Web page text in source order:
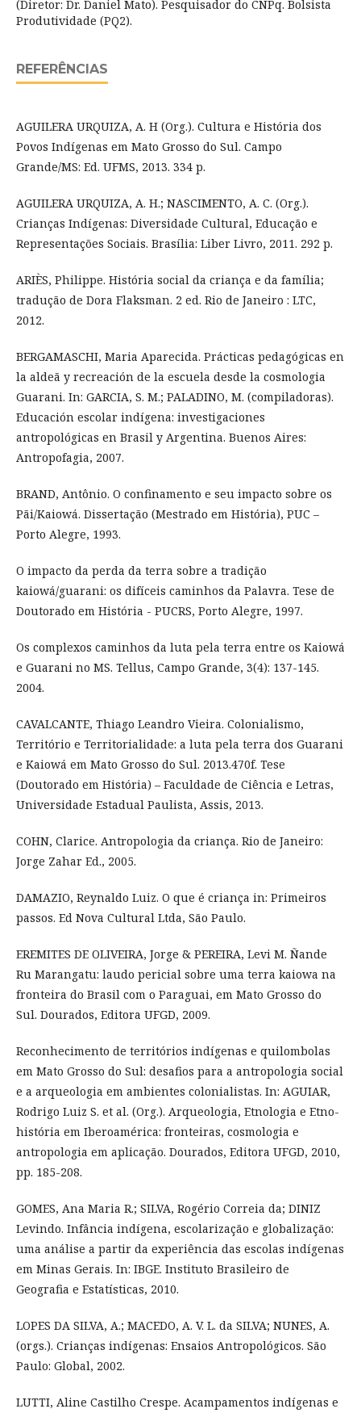
(Diretor: Dr. Daniel Mato). Pesquisador do CNPq. Bolsista
Produtividade (PQ2).
REFERÊNCIAS
AGUILERA URQUIZA, A. H (Org.). Cultura e História dos
Povos Indígenas em Mato Grosso do Sul. Campo
Grande/MS: Ed. UFMS, 2013. 334 p.
AGUILERA URQUIZA, A. H.; NASCIMENTO, A. C. (Org.).
Crianças Indígenas: Diversidade Cultural, Educação e
Representações Sociais. Brasília: Liber Livro, 2011. 292 p.
ARIÈS, Philippe. História social da criança e da família;
tradução de Dora Flaksman. 2 ed. Rio de Janeiro : LTC,
2012.
BERGAMASCHI, Maria Aparecida. Prácticas pedagógicas en
la aldeã y recreación de la escuela desde la cosmologia
Guarani. In: GARCIA, S. M.; PALADINO, M. (compiladoras).
Educación escolar indígena: investigaciones
antropológicas en Brasil y Argentina. Buenos Aires:
Antropofagia, 2007.
BRAND, Antônio. O confinamento e seu impacto sobre os
Pãi/Kaiowá. Dissertação (Mestrado em História), PUC –
Porto Alegre, 1993.
O impacto da perda da terra sobre a tradição
kaiowá/guarani: os difíceis caminhos da Palavra. Tese de
Doutorado em História - PUCRS, Porto Alegre, 1997.
Os complexos caminhos da luta pela terra entre os Kaiowá
e Guarani no MS. Tellus, Campo Grande, 3(4): 137-145.
2004.
CAVALCANTE, Thiago Leandro Vieira. Colonialismo,
Território e Territorialidade: a luta pela terra dos Guarani
e Kaiowá em Mato Grosso do Sul. 2013.470f. Tese
(Doutorado em História) – Faculdade de Ciência e Letras,
Universidade Estadual Paulista, Assis, 2013.
COHN, Clarice. Antropologia da criança. Rio de Janeiro:
Jorge Zahar Ed., 2005.
DAMAZIO, Reynaldo Luiz. O que é criança in: Primeiros
passos. Ed Nova Cultural Ltda, São Paulo.
EREMITES DE OLIVEIRA, Jorge & PEREIRA, Levi M. Ñande
Ru Marangatu: laudo pericial sobre uma terra kaiowa na
fronteira do Brasil com o Paraguai, em Mato Grosso do
Sul. Dourados, Editora UFGD, 2009.
Reconhecimento de territórios indígenas e quilombolas
em Mato Grosso do Sul: desafios para a antropologia social
e a arqueologia em ambientes colonialistas. In: AGUIAR,
Rodrigo Luiz S. et al. (Org.). Arqueologia, Etnologia e Etno-
história em Iberoamérica: fronteiras, cosmologia e
antropologia em aplicação. Dourados, Editora UFGD, 2010,
pp. 185-208.
GOMES, Ana Maria R.; SILVA, Rogério Correia da; DINIZ
Levindo. Infância indígena, escolarização e globalização:
uma análise a partir da experiência das escolas indígenas
em Minas Gerais. In: IBGE. Instituto Brasileiro de
Geografia e Estatísticas, 2010.
LOPES DA SILVA, A.; MACEDO, A. V. L. da SILVA; NUNES, A.
(orgs.). Crianças indígenas: Ensaios Antropológicos. São
Paulo: Global, 2002.
LUTTI, Aline Castilho Crespe. Acampamentos indígenas e